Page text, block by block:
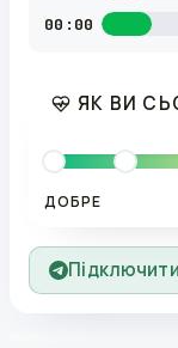
00:00
ЯК ВИ
ДОБРЕ